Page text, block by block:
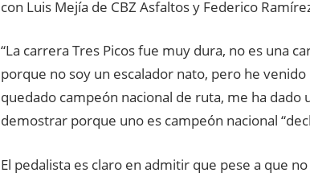
con Luis Mejía de CBZ Asfaltos y Federico
“La carrera Tres Picos fue muy dura, no es una
porque no soy un escalador nato, pero he
quedado campeón nacional de ruta, me ha
demostrar porque uno es campeón nacional
El pedalista es claro en admitir que pese a que